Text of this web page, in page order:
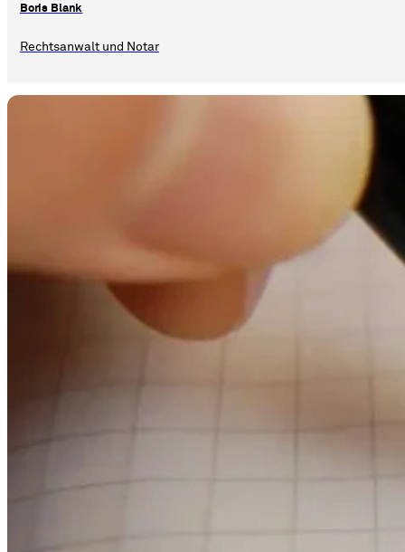
Boris Blank
Rechtsanwalt und Notar